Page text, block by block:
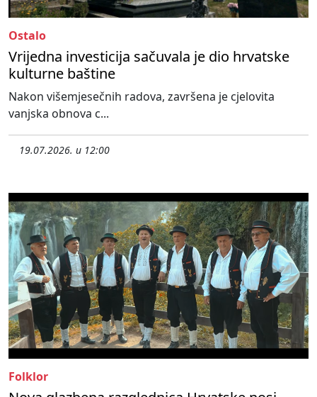
Ostalo
Vrijedna investicija sačuvala je dio hrvatske
kulturne baštine
Nakon višemjesečnih radova, završena je cjelovita
vanjska obnova c...
19.07.2026. u 12:00
Folklor